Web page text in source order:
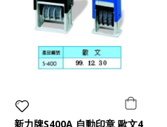
新力牌S400A 自動印章 歐文4